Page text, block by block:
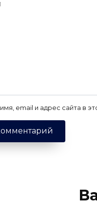
email и адрес сайта в